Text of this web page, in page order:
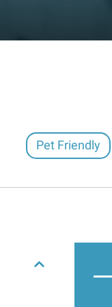
Pet Friendly